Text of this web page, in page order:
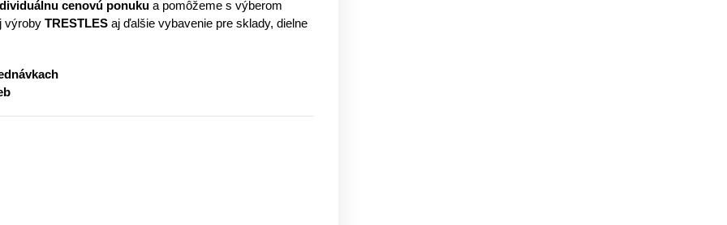
cenovú ponuku a pomôžeme s výberom
výroby TRESTLES aj ďalšie vybavenie pre sklady, dielne